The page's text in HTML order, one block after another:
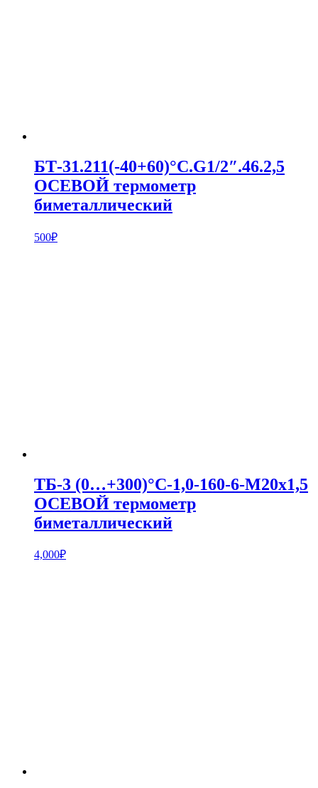
БТ-31.211(-40+60)°С.G1/2″.46.2,5
ОСЕВОЙ термометр
биметаллический
500₽
ТБ-3 (0…+300)°С-1,0-160-6-М20х1,5
ОСЕВОЙ термометр
биметаллический
4,000₽